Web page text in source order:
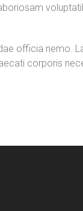
officia nemo.
corporis